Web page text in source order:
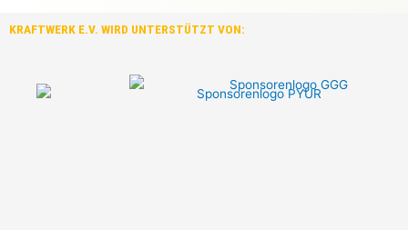
KRAFTWERK E.V. WIRD UNTERSTÜTZT VON: